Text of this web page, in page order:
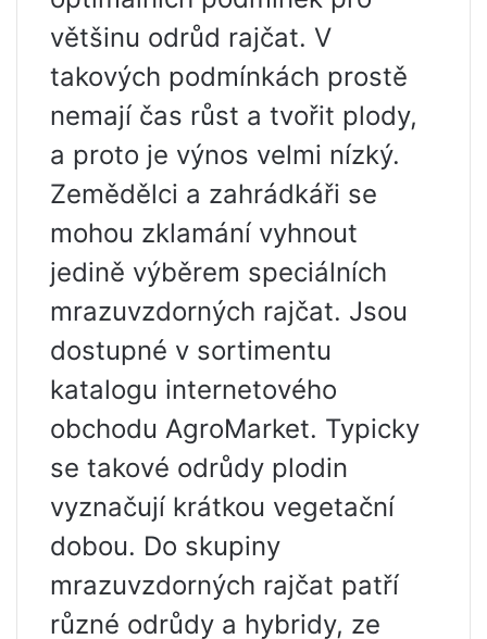
většinu odrůd rajčat. V
takových podmínkách prostě
nemají čas růst a tvořit plody,
a proto je výnos velmi nízký.
Zemědělci a zahrádkáři se
mohou zklamání vyhnout
jedině výběrem speciálních
mrazuvzdorných rajčat. Jsou
dostupné v sortimentu
katalogu internetového
obchodu AgroMarket. Typicky
se takové odrůdy plodin
vyznačují krátkou vegetační
dobou. Do skupiny
mrazuvzdorných rajčat patří
různé odrůdy a hybridy, ze